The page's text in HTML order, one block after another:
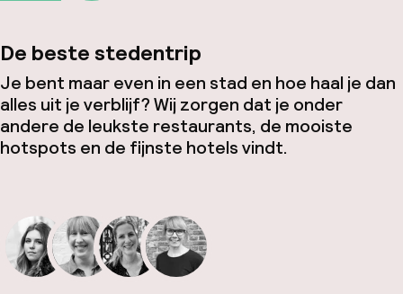
De beste stedentrip
Je bent maar even in een stad en hoe haal je dan
alles uit je verblijf? Wij zorgen dat je onder
andere de leukste restaurants, de mooiste
hotspots en de fijnste hotels vindt.